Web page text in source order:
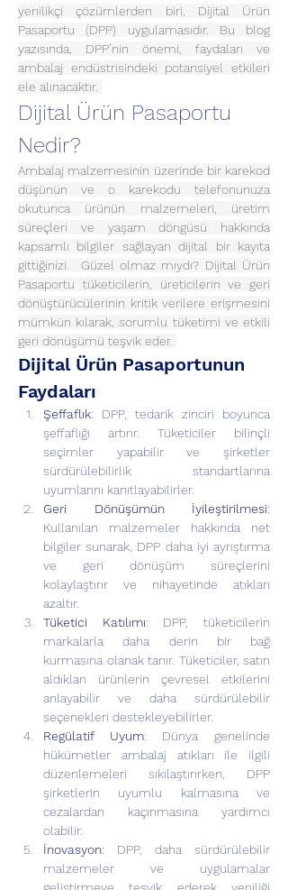
yenilikçi çözümlerden biri, Dijital Ürün
Pasaportu (DPP) uygulamasıdır. Bu blog
yazısında, DPP’nin önemi, faydaları ve
ambalaj endüstrisindeki potansiyel etkileri
ele alınacaktır.
Dijital Ürün Pasaportu
Nedir?
Ambalaj malzemesinin üzerinde bir karekod
düşünün ve o karekodu telefonunuza
okutunca ürünün malzemeleri, üretim
süreçleri ve yaşam döngüsü hakkında
kapsamlı bilgiler sağlayan dijital bir kayıta
gittiğinizi.  Güzel olmaz mıydı? Dijital Ürün
Pasaportu tüketicilerin, üreticilerin ve geri
dönüştürücülerinin kritik verilere erişmesini
mümkün kılarak, sorumlu tüketimi ve etkili
geri dönüşümü teşvik eder.
Dijital Ürün Pasaportunun
Faydaları
Şeffaflık: DPP, tedarik zinciri boyunca
şeffaflığı artırır. Tüketiciler bilinçli
seçimler yapabilir ve şirketler
sürdürülebilirlik standartlarına
uyumlarını kanıtlayabilirler.
Geri Dönüşümün İyileştirilmesi:
Kullanılan malzemeler hakkında net
bilgiler sunarak, DPP daha iyi ayrıştırma
ve geri dönüşüm süreçlerini
kolaylaştırır ve nihayetinde atıkları
azaltır.
Tüketici Katılımı: DPP, tüketicilerin
markalarla daha derin bir bağ
kurmasına olanak tanır. Tüketiciler, satın
aldıkları ürünlerin çevresel etkilerini
anlayabilir ve daha sürdürülebilir
seçenekleri destekleyebilirler.
Regülatif Uyum: Dünya genelinde
hükümetler ambalaj atıkları ile ilgili
düzenlemeleri sıkılaştırırken, DPP
şirketlerin uyumlu kalmasına ve
cezalardan kaçınmasına yardımcı
olabilir.
İnovasyon: DPP, daha sürdürülebilir
malzemeler ve uygulamalar